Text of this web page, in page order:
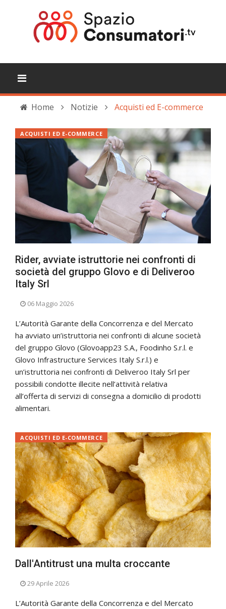
Home Notizie Acquisti ed E-commerce
Rider, avviate istruttorie nei confronti di
società del gruppo Glovo e di Deliveroo
Italy Srl
ACQUISTI ED E-COMMERCE
06 Maggio 2026
L’Autorità Garante della Concorrenza e del Mercato
ha avviato un’istruttoria nei confronti di alcune società
del gruppo Glovo (Glovoapp23 S.A., Foodinho S.r.l. e
Glovo Infrastructure Services Italy S.r.l.) e
un’istruttoria nei confronti di Deliveroo Italy Srl per
possibili condotte illecite nell’attività relativa
all’offerta di servizi di consegna a domicilio di prodotti
alimentari.
Dall'Antitrust una multa croccante
ACQUISTI ED E-COMMERCE
29 Aprile 2026
L’Autorità Garante della Concorrenza e del Mercato